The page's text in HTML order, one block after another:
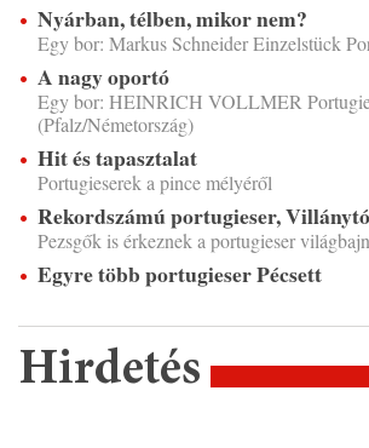
Nyárban, télben, mikor nem?
Egy bor: Markus Schneider Einzelstück
A nagy oportó
Egy bor: HEINRICH VOLLMER
(Pfalz/Németország)
Hit és tapasztalat
Portugieserek a pince mélyéről
Rekordszámú portugieser,
Pezsgők is érkeznek a portugieser
Egyre több portugieser Pécsett
Hirdetés